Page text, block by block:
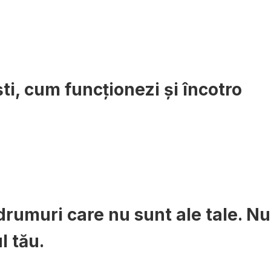
cum funcționezi și încotro
care nu sunt ale tale. Nu
tău.